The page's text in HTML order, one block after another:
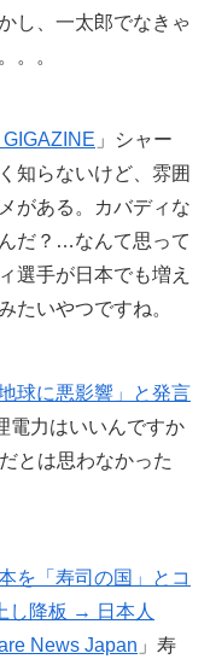
し、一太郎でなきゃ
。。
」シャー
知らないけど、雰囲
がある。カバディな
だ？…なんて思って
選手が日本でも増え
たいやつですね。
球に悪影響」と発言
電力はいいんですか
とは思わなかった
を「寿司の国」とコ
し降板 → 日本人
News Japan 」寿